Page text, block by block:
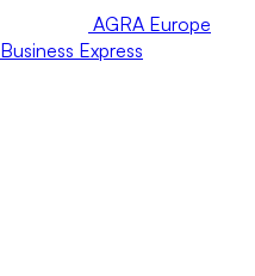
AGRA Europe
Business Express